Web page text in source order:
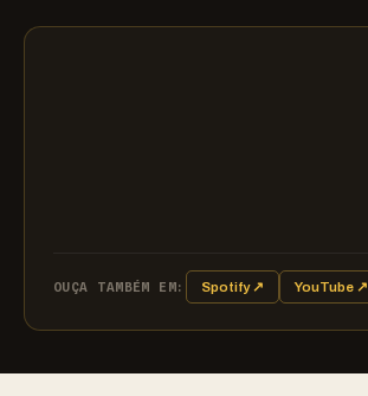
OUÇA TAMBÉM EM: Spotify ↗ YouTube ↗